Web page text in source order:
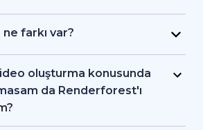
videoları hızlıca elde etmek
ve ekipler için
ve içerik üreticileri
bir prodüksiyon ekibi
videolar, eğitici içerikler ya da
farkı var?
AI ve video üretim
platformda bir araya getiriyor.
yazıdan, stok
da AI araçlarıyla video ve
oluşturma konusunda
da Renderforest'ı
1.200'den fazla şablon, AI